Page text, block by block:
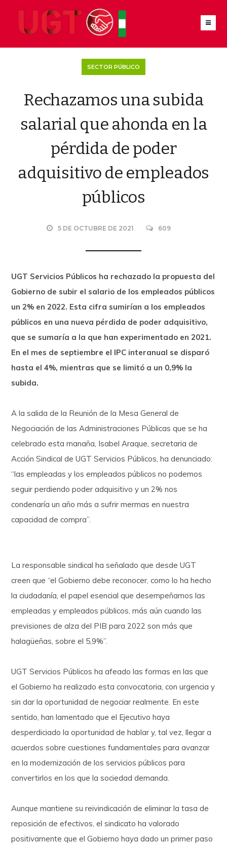
SECTOR PÚBLICO
Rechazamos una subida
salarial que ahonda en la
pérdida de poder
adquisitivo de empleados
públicos
5 DE OCTUBRE DE 2021 609
UGT Servicios Públicos ha rechazado la propuesta del
Gobierno de subir el salario de los empleados públicos
un 2% en 2022. Esta cifra sumirían a los empleados
públicos en una nueva pérdida de poder adquisitivo,
que se sumaría a la que han experimentado en 2021.
En el mes de septiembre el IPC interanual se disparó
hasta el 4%, mientras que se limitó a un 0,9% la
subida.
A la salida de la Reunión de la Mesa General de
Negociación de las Administraciones Públicas que se ha
celebrado esta manaña, Isabel Araque, secretaria de
Acción Sindical de UGT Servicios Públicos, ha denunciado:
“las empleadas y los empleados públicos no podemos
seguir perdiendo poder adquisitivo y un 2% nos
condenaría un año más a sufrir mermas en nuestra
capacidad de compra”.
La responsable sindical ha señalado que desde UGT
creen que “el Gobierno debe reconocer, como lo ha hecho
la ciudadanía, el papel esencial que desempeñamos las
empleadas y empleados públicos, más aún cuando las
previsiones de alza del PIB para 2022 son más que
halagüeñas, sobre el 5,9%”.
UGT Servicios Públicos ha afeado las formas en las que
el Gobierno ha realizado esta convocatoria, con urgencia y
sin dar la oportunidad de negociar realmente. En este
sentido, han lamentado que el Ejecutivo haya
desperdiciado la oportunidad de hablar y, tal vez, llegar a
acuerdos sobre cuestiones fundamentales para avanzar
en la modernización de los servicios públicos para
convertirlos en los que la sociedad demanda.
Aunque mantiene su reivindicación de eliminar la tasa de
reposición de efectivos, el sindicato ha valorado
positivamente que el Gobierno haya dado un primer paso